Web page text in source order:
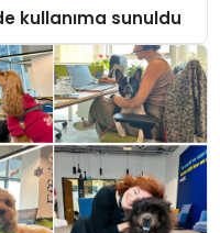
kullanıma sunuldu